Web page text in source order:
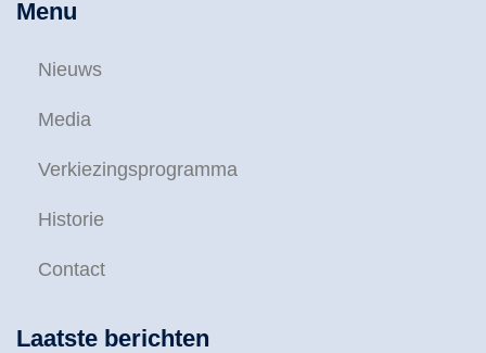
Menu
Nieuws
Media
Verkiezingsprogramma
Historie
Contact
Laatste berichten